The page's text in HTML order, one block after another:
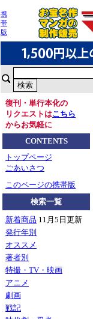
携
帯
版
復刊・単行本化の
リクエストはこちら
からお気軽に
CONTENTS
トップページ
ごあいさつ
このページの携帯版
検索一覧
新着商品 11月5日更新
発行年別
オススメ
著者別
特撮・TV・映画
アニメ
劇画
戦記